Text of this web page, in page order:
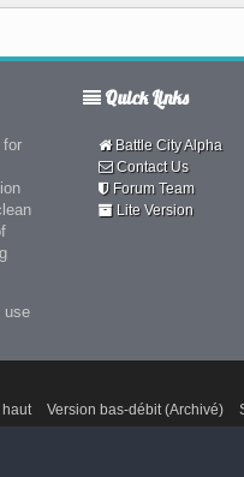
for
use
Quick Links
Battle City Alpha
Contact Us
Forum Team
Lite Version
Version bas-débit (Archivé)